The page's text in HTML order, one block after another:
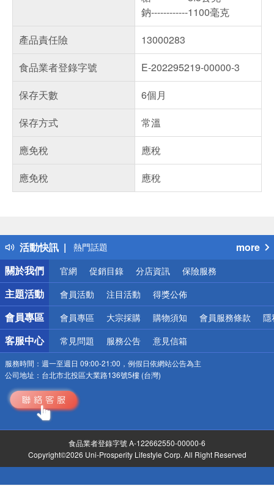
鈉------------1100毫克
產品責任險
13000283
食品業者登錄字號
E-202295219-00000-3
保存天數
6個月
保存方式
常溫
應免稅
應稅
應免稅
應稅
活動快訊
得獎公告
熱門話題
銀行優惠
偏遠地區配送
詐騙網頁！請小心！
more
關於我們
官網 促銷目錄 分店資訊 保險服務
主題活動 會員活動 注目活動 得獎公佈
會員專區 會員專區 大宗採購 購物須知 會員服務條款 隱
客服中心 常見問題 服務公告 意見信箱
服務時間： 週一至週日 09:00-21:00，例假日依網站公告為主
公司地址： 台北市北投區大業路136號5樓 (台灣)
食品業者登錄字號 A-122662550-00000-6
Copyright©2026 Uni-Prosperity Lifestyle Corp. All Right Reserved